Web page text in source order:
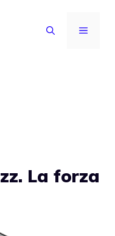
MENU
La forza